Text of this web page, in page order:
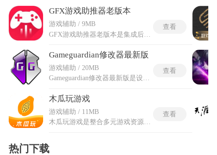
GFX游戏助推器老版本
游戏辅助 / 9MB
查看
Gameguardian修改器最新版
游戏辅助 / 20MB
Gameguardian修改器最新版是设备内存修改与调试全新工具，通过扫描并附加到游戏进程的内存空间，定位特定数值的存储地址并直接修改对应的数据值。内置联合搜索与群组搜索高级匹配机制，支持同时输入多个关联数值并设定范围条件，快速锁定常规手段难以定位的动态参数。最新版为开发者集成汇编器与反汇编器专业模块，可对ARM或x86架构设备上的游戏程序进行底层指令级的调试与分析。Gameguardian修改器内置超过90种语言的界面翻译选项，可通过平行空间等虚拟框架实现在无root设备上的受限模式运行。
查看
木瓜玩游戏
游戏辅助 / 11MB
查看
热门下载